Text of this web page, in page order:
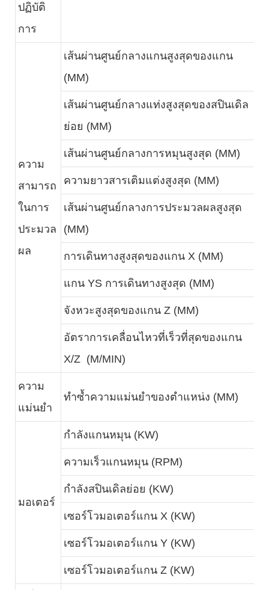
ปฏิบัติ
การ
ความ
สามารถ
ในการ
ประมวล
ผล
เส้นผ่านศูนย์กลางแกนสูงสุดของแกน
(MM)
เส้นผ่านศูนย์กลางแท่งสูงสุดของสปินเดิล
ย่อย (MM)
เส้นผ่านศูนย์กลางการหมุนสูงสุด (MM)
ความยาวสารเติมแต่งสูงสุด (MM)
เส้นผ่านศูนย์กลางการประมวลผลสูงสุด
(MM)
การเดินทางสูงสุดของแกน X (MM)
แกน YS การเดินทางสูงสุด (MM)
จังหวะสูงสุดของแกน Z (MM)
อัตราการเคลื่อนไหวที่เร็วที่สุดของแกน
X/Z (M/MIN)
ความ
แม่นยำ
ทำซ้ำความแม่นยำของตำแหน่ง (MM)
มอเตอร์
กำลังแกนหมุน (KW)
ความเร็วแกนหมุน (RPM)
กำลังสปินเดิลย่อย (KW)
เซอร์โวมอเตอร์แกน X (KW)
เซอร์โวมอเตอร์แกน Y (KW)
เซอร์โวมอเตอร์แกน Z (KW)